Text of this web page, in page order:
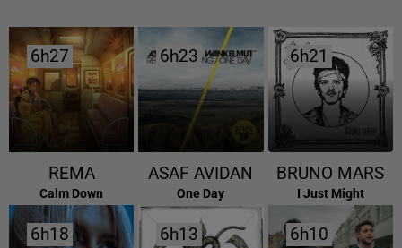
6h27
6h27
REMA
Calm Down
6h23
6h23
ASAF AVIDAN
One Day
6h21
6h21
BRUNO MARS
I Just Might
6h18
6h18 6h13
6h13 6h10
6h10